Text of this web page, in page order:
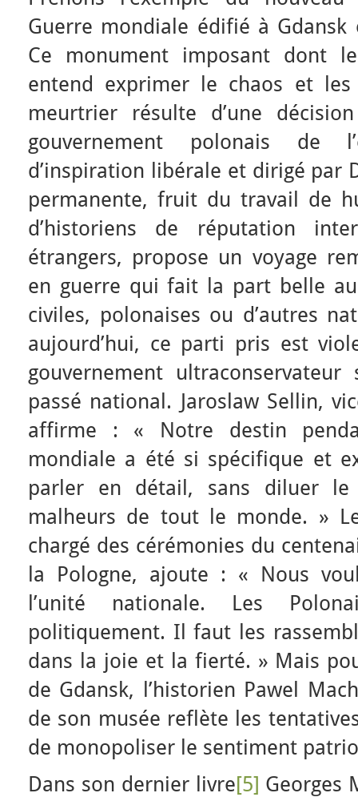
Guerre mondiale édifié à
Ce monument imposant dont
entend exprimer le chaos et les
meurtrier résulte d’une
gouvernement polonais de
d’inspiration libérale et dirigé par
permanente, fruit du travail de
d’historiens de réputation
étrangers, propose un voyage
en guerre qui fait la part belle
civiles, polonaises ou d’autres
aujourd’hui, ce parti pris est
gouvernement
passé national. Jaroslaw Sellin,
affirme : « Notre destin
mondiale a été si spécifique et
parler en détail, sans diluer
malheurs de tout le monde. »
chargé des cérémonies du
la Pologne, ajoute : « Nous
l’unité nationale. Les
politiquement. Il faut les
dans la joie et la fierté. » Mais
de Gdansk, l’historien Pawel
de son musée reflète les
de monopoliser le sentiment
Dans son dernier livre[5] Georges